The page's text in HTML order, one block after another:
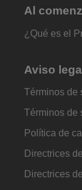
Al
¿Qué es el
Aviso
Términos de
Términos de
Política de
Directrices
Directrices